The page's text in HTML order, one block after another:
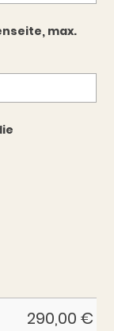
max.
290,00 €